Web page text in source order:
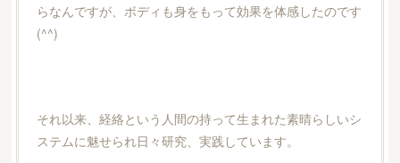
らなんですが、ボディも身をもって効果を体感したのです
(^^)
それ以来、経絡という人間の持って生まれた素晴らしいシ
ステムに魅せられ日々研究、実践しています。